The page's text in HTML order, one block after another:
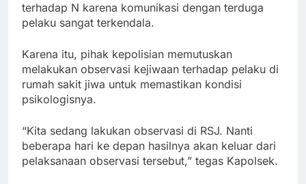
terhadap N karena komunikasi dengan terduga
pelaku sangat terkendala.
Karena itu, pihak kepolisian memutuskan
melakukan observasi kejiwaan terhadap pelaku di
rumah sakit jiwa untuk memastikan kondisi
psikologisnya.
“Kita sedang lakukan observasi di RSJ. Nanti
beberapa hari ke depan hasilnya akan keluar dari
pelaksanaan observasi tersebut,” tegas Kapolsek.